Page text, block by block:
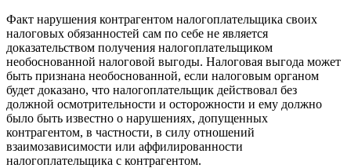
Факт нарушения контрагентом налогоплательщика своих
налоговых обязанностей сам по себе не является
доказательством получения налогоплательщиком
необоснованной налоговой выгоды. Налоговая выгода может
быть признана необоснованной, если налоговым органом
будет доказано, что налогоплательщик действовал без
должной осмотрительности и осторожности и ему должно
было быть известно о нарушениях, допущенных
контрагентом, в частности, в силу отношений
взаимозависимости или аффилированности
налогоплательщика с контрагентом.